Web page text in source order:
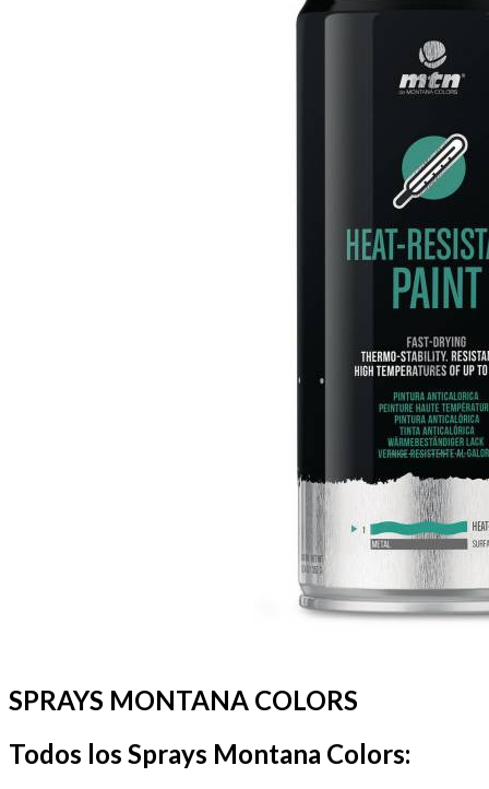
SPRAYS MONTANA COLORS
Todos los Sprays Montana Colors: